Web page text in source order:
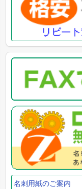
名刺用紙のご案内